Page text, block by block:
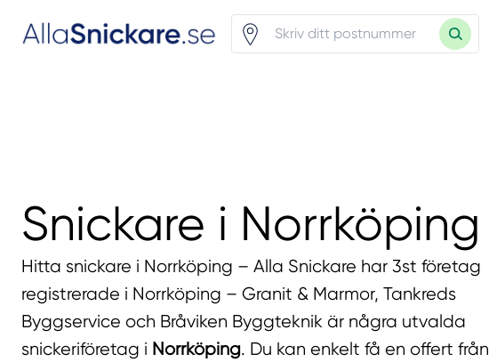
Snickare i Norrköping
Hitta snickare i Norrköping – Alla Snickare har 3st företag
registrerade i Norrköping – Granit & Marmor, Tankreds
Byggservice och Bråviken Byggteknik är några utvalda
snickeriföretag i Norrköping. Du kan enkelt få en offert från